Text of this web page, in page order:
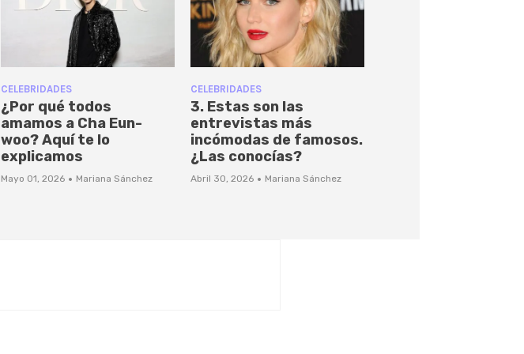
CELEBRIDADES
¿Por qué todos
amamos a Cha Eun-
woo? Aquí te lo
explicamos
Mayo 01, 2026 · Mariana Sánchez
CELEBRIDADES
3. Estas son las
entrevistas más
incómodas de famosos.
¿Las conocías?
Abril 30, 2026 · Mariana Sánchez